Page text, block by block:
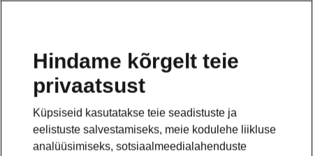
Hindame kõrgelt teie
privaatsust
Küpsiseid kasutatakse teie seadistuste ja
eelistuste salvestamiseks, meie kodulehe liikluse
analüüsimiseks, sotsiaalmeedialahenduste